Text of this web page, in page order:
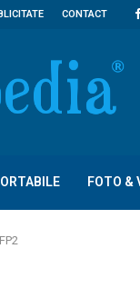
CONTACT
FOTO &